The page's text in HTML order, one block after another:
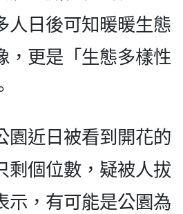
人日後可知暖暖生態
，更是「生態多樣性
園近日被看到開花的
剩個位數，疑被人拔
示，有可能是公園為